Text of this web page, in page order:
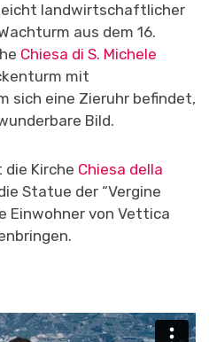
landwirtschaftlicher
aus dem 16.
Chiesa di S. Michele
mit
sich eine Zieruhr befindet,
Bild.
Kirche Chiesa della
Statue der “Vergine
Einwohner von Vettica